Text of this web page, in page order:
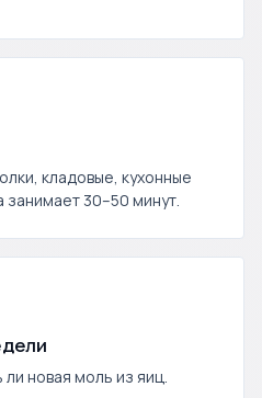
кладовые, кухонные
занимает 30–50 минут.
новая моль из яиц.